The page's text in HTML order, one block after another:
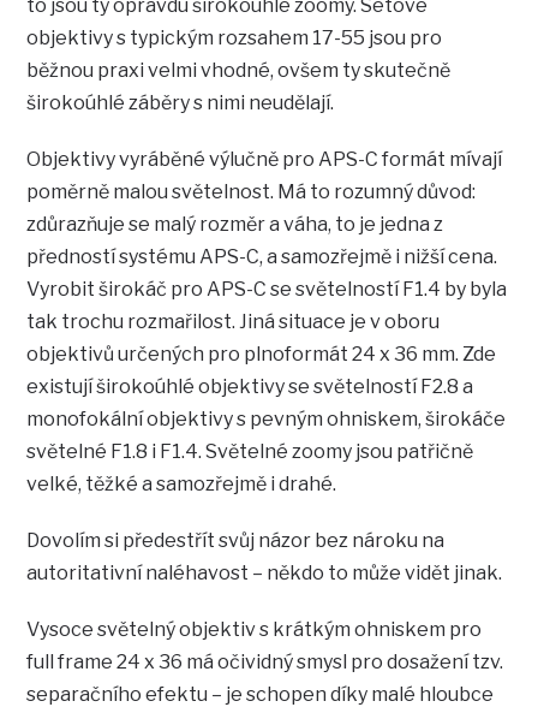
to jsou ty opravdu širokoúhlé zoomy. Setové
objektivy s typickým rozsahem 17-55 jsou pro
běžnou praxi velmi vhodné, ovšem ty skutečně
širokoúhlé záběry s nimi neudělají.
Objektivy vyráběné výlučně pro APS-C formát mívají
poměrně malou světelnost. Má to rozumný důvod:
zdůrazňuje se malý rozměr a váha, to je jedna z
předností systému APS-C, a samozřejmě i nižší cena.
Vyrobit širokáč pro APS-C se světelností F1.4 by byla
tak trochu rozmařilost. Jiná situace je v oboru
objektivů určených pro plnoformát 24 x 36 mm. Zde
existují širokoúhlé objektivy se světelností F2.8 a
monofokální objektivy s pevným ohniskem, širokáče
světelné F1.8 i F1.4. Světelné zoomy jsou patřičně
velké, těžké a samozřejmě i drahé.
Dovolím si předestřít svůj názor bez nároku na
autoritativní naléhavost – někdo to může vidět jinak.
Vysoce světelný objektiv s krátkým ohniskem pro
full frame 24 x 36 má očividný smysl pro dosažení tzv.
separačního efektu – je schopen díky malé hloubce